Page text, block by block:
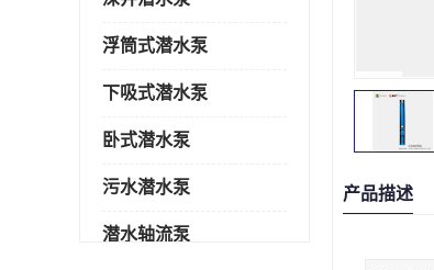
浮筒式潜水泵
下吸式潜水泵
卧式潜水泵
污水潜水泵
潜水轴流泵
产品描述